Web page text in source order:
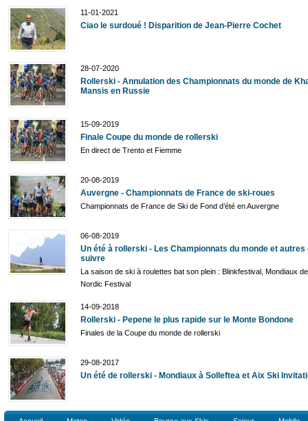
11-01-2021
Ciao le surdoué ! Disparition de Jean-Pierre Cochet
28-07-2020
Rollerski - Annulation des Championnats du monde de
Mansis en Russie
15-09-2019
Finale Coupe du monde de rollerski
En direct de Trento et Fiemme
20-08-2019
Auvergne - Championnats de France de ski-roues
Championnats de France de Ski de Fond d’été en Auvergne
06-08-2019
Un été à rollerski - Les Championnats du monde et
suivre
La saison de ski à roulettes bat son plein : Blinkfestival, Mondiaux
Nordic Festival
14-09-2018
Rollerski - Pepene le plus rapide sur le Monte Bondone
Finales de la Coupe du monde de rollerski
29-08-2017
Un été de rollerski - Mondiaux à Solleftea et Aix Ski